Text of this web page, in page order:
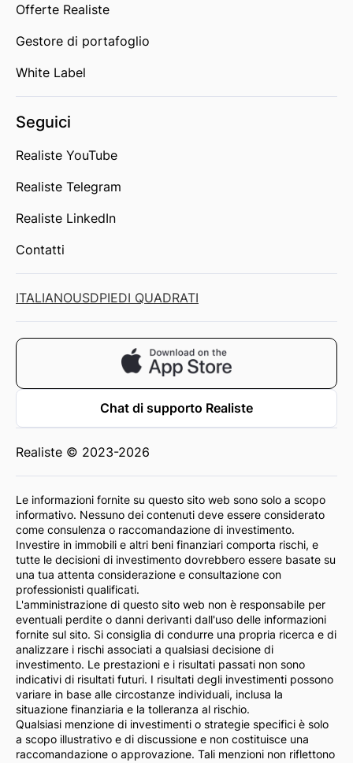
Offerte Realiste
Gestore di portafoglio
White Label
Seguici
Realiste YouTube
Realiste Telegram
Realiste LinkedIn
Contatti
ITALIANOUSDPIEDI QUADRATI
Chat di supporto Realiste
Realiste © 2023-2026
Le informazioni fornite su questo sito web sono solo a scopo
informativo. Nessuno dei contenuti deve essere considerato
come consulenza o raccomandazione di investimento.
Investire in immobili e altri beni finanziari comporta rischi, e
tutte le decisioni di investimento dovrebbero essere basate su
una tua attenta considerazione e consultazione con
professionisti qualificati.
L'amministrazione di questo sito web non è responsabile per
eventuali perdite o danni derivanti dall'uso delle informazioni
fornite sul sito. Si consiglia di condurre una propria ricerca e di
analizzare i rischi associati a qualsiasi decisione di
investimento. Le prestazioni e i risultati passati non sono
indicativi di risultati futuri. I risultati degli investimenti possono
variare in base alle circostanze individuali, inclusa la
situazione finanziaria e la tolleranza al rischio.
Qualsiasi menzione di investimenti o strategie specifici è solo
a scopo illustrativo e di discussione e non costituisce una
raccomandazione o approvazione. Tali menzioni non riflettono